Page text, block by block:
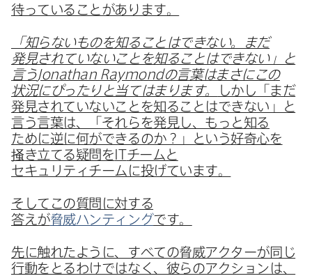
待っている​ことがあります。
「知らない​ものを​知る​ことは​できない。​まだ​
発見されていない​ことを​知る​ことは​できない」と​
言うJonathan Raymondの​言葉は​まさに​この​
状況に​ぴったりと​当てはまります。
しかし​「まだ​
発見されていない​ことを​知る​ことは​できない」と​
言う​言葉は、​「それらを​発見し、​もっと​知る​
ために​逆に​何が​できるのか？」と​いう​好奇心を​
掻き立てる​疑問を ITチームと​
セキュリティチームに​投げています。
そして​この​質問に​対する​
答えが脅威ハンティングです。
先に​触れたように、​すべての​脅威アクターが​同じ​
行動を​とるわけではなく、​彼らの​アクションは、​